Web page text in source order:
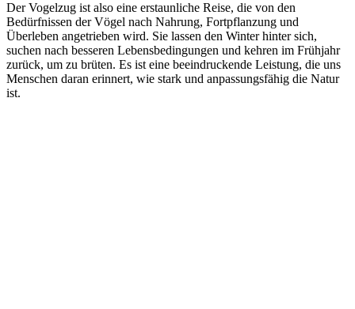
Der Vogelzug ist also eine erstaunliche Reise, die von den
Bedürfnissen der Vögel nach Nahrung, Fortpflanzung und
Überleben angetrieben wird. Sie lassen den Winter hinter sich,
suchen nach besseren Lebensbedingungen und kehren im Frühjahr
zurück, um zu brüten. Es ist eine beeindruckende Leistung, die uns
Menschen daran erinnert, wie stark und anpassungsfähig die Natur
ist.